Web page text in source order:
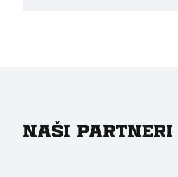
Naši partneri